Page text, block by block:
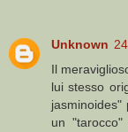
Unknown
Il
lui stesso
jasminoides"
un